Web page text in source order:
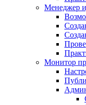
Менеджер
Монитор